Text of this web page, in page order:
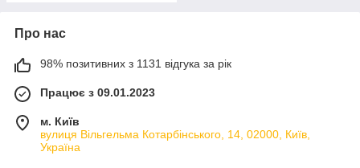
Про нас
98% позитивних з 1131 відгука за рік
Працює з 09.01.2023
м. Київ
вулиця Вільгельма Котарбінського, 14, 02000, Київ,
Україна